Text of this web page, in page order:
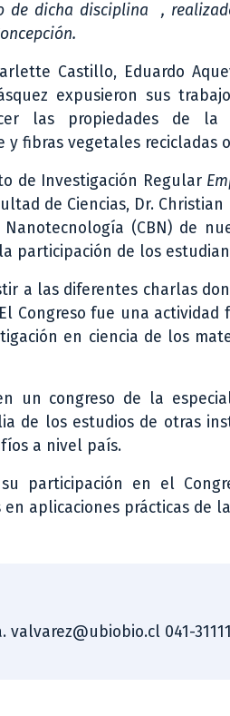
de dicha disciplina ,
Castillo, Eduardo
expusieron sus
las propiedades de la
fibras vegetales recicladas
de Investigación Regular
de Ciencias, Dr.
(CBN) de
participación de los
a las diferentes charlas
Congreso fue una
en ciencia de los
un congreso de la
de los estudios de otras
a nivel país.
participación en el
aplicaciones prácticas de
041-